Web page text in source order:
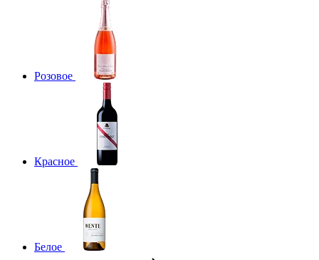
Розовое
Красное
Белое